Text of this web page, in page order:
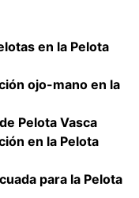
en la Pelota
ojo-mano en la
Pelota Vasca
en la Pelota
para la Pelota